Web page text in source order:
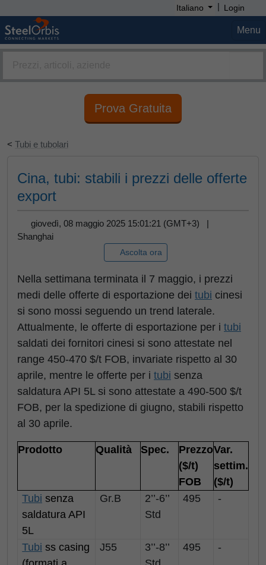
Italiano | Login
Menu
Prova Gratuita
< Tubi e tubolari
Cina, tubi: stabili i prezzi delle offerte
export
giovedì, 08 maggio 2025 15:01:21 (GMT+3) |
Shanghai
Ascolta ora
Nella settimana terminata il 7 maggio, i prezzi
medi delle offerte di esportazione dei tubi cinesi
si sono mossi seguendo un trend laterale.
Attualmente, le offerte di esportazione per i tubi
saldati dei fornitori cinesi si sono attestate nel
range 450-470 $/t FOB, invariate rispetto al 30
aprile, mentre le offerte per i tubi senza
saldatura API 5L si sono attestate a 490-500 $/t
FOB, per la spedizione di giugno, stabili rispetto
al 30 aprile.
Prodotto Qualità Spec.
Prezzo
($/t)
FOB
Var.
settim.
($/t)
Tubi senza
saldatura API
5L
Gr.B
2’’-6’’
Std
495 -
Tubi ss casing
J55
3’’-8’’
495 -